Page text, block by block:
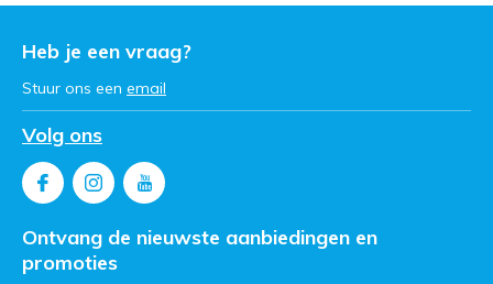
Heb je een vraag?
Stuur ons een email
Volg ons
Ontvang de nieuwste aanbiedingen en
promoties